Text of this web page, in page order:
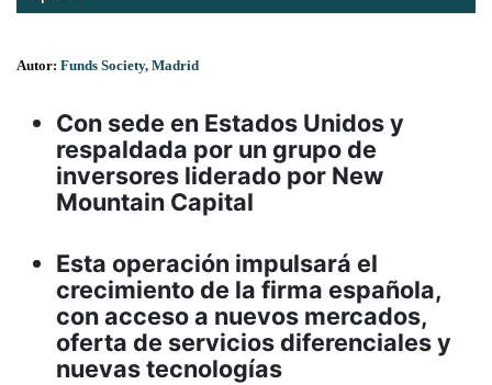
Autor: Funds Society, Madrid
Con sede en Estados Unidos y
respaldada por un grupo de
inversores liderado por New
Mountain Capital
Esta operación impulsará el
crecimiento de la firma española,
con acceso a nuevos mercados,
oferta de servicios diferenciales y
nuevas tecnologías